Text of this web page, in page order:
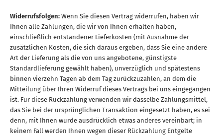
Widerrufsfolgen: Wenn Sie diesen Vertrag widerrufen, haben wir
Ihnen alle Zahlungen, die wir von Ihnen erhalten haben,
einschließlich entstandener Lieferkosten (mit Ausnahme der
zusätzlichen Kosten, die sich daraus ergeben, dass Sie eine andere
Art der Lieferung als die von uns angebotene, günstigste
Standardlieferung gewählt haben), unverzüglich und spätestens
binnen vierzehn Tagen ab dem Tag zurückzuzahlen, an dem die
Mitteilung über Ihren Widerruf dieses Vertrags bei uns eingegangen
ist. Für diese Rückzahlung verwenden wir dasselbe Zahlungsmittel,
das Sie bei der ursprünglichen Transaktion eingesetzt haben, es sei
denn, mit Ihnen wurde ausdrücklich etwas anderes vereinbart; in
keinem Fall werden Ihnen wegen dieser Rückzahlung Entgelte